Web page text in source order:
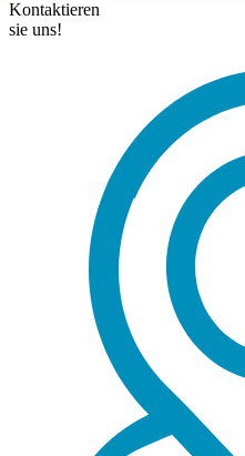
Kontaktieren
sie uns!